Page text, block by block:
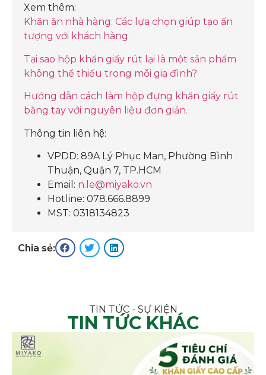
Xem thêm:
Khăn ăn nhà hàng: Các lựa chọn giúp tạo ấn
tượng với khách hàng
Tại sao hộp khăn giấy rút lại là một sản phẩm
không thể thiếu trong mỗi gia đình?
Hướng dẫn cách làm hộp đựng khăn giấy rút
bằng tay với nguyên liệu đơn giản.
Thông tin liên hệ:
VPDD: 89A Lý Phục Man, Phường Bình
Thuận, Quận 7, TP.HCM
Email: n.le@miyako.vn
Hotline: 078.666.8899
MST: 0318134823
Chia sẻ:
TIN TỨC - SỰ KIỆN
TIN TỨC KHÁC